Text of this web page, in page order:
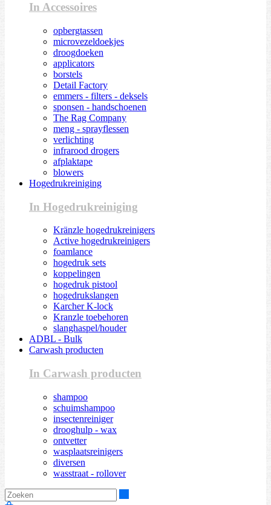
In Accessoires
opbergtassen
microvezeldoekjes
droogdoeken
applicators
borstels
Detail Factory
emmers - filters - deksels
sponsen - handschoenen
The Rag Company
meng - sprayflessen
verlichting
infrarood drogers
afplaktape
blowers
Hogedrukreiniging
In Hogedrukreiniging
Kränzle hogedrukreinigers
Active hogedrukreinigers
foamlance
hogedruk sets
koppelingen
hogedruk pistool
hogedrukslangen
Karcher K-lock
Kranzle toebehoren
slanghaspel/houder
ADBL - Bulk
Carwash producten
In Carwash producten
shampoo
schuimshampoo
insectenreiniger
drooghulp - wax
ontvetter
wasplaatsreinigers
diversen
wasstraat - rollover